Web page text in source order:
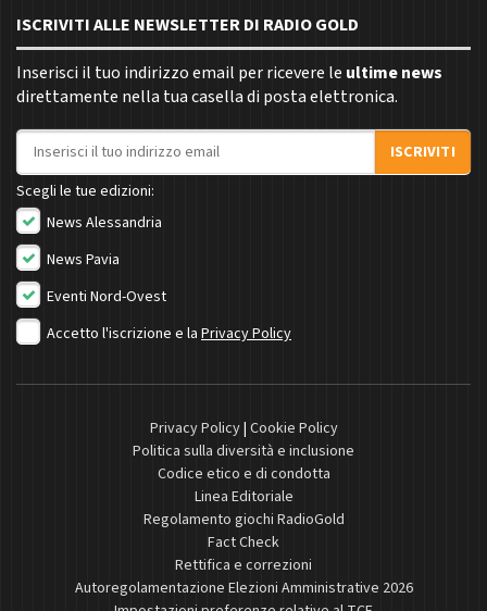
ISCRIVITI ALLE NEWSLETTER DI RADIO GOLD
Inserisci il tuo indirizzo email per ricevere le ultime news
direttamente nella tua casella di posta elettronica.
Indirizzo email
ISCRIVITI
Scegli le tue edizioni:
News Alessandria
News Pavia
Eventi Nord-Ovest
Accetto l'iscrizione e la Privacy Policy
Privacy Policy| Cookie Policy
Politica sulla diversità e inclusione
Codice etico e di condotta
Linea Editoriale
Regolamento giochi RadioGold
Fact Check
Rettifica e correzioni
Autoregolamentazione Elezioni Amministrative 2026